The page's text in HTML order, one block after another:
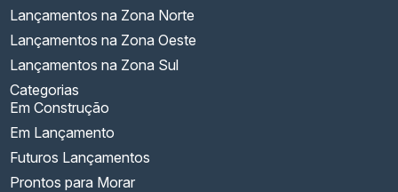
Lançamentos na Zona Norte
Lançamentos na Zona Oeste
Lançamentos na Zona Sul
Categorias
Em Construção
Em Lançamento
Futuros Lançamentos
Prontos para Morar